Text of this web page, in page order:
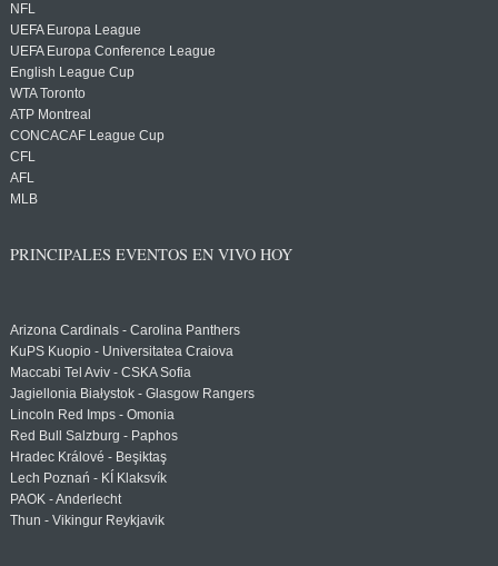
NFL
UEFA Europa League
UEFA Europa Conference League
English League Cup
WTA Toronto
ATP Montreal
CONCACAF League Cup
CFL
AFL
MLB
PRINCIPALES EVENTOS EN VIVO HOY
Arizona Cardinals - Carolina Panthers
KuPS Kuopio - Universitatea Craiova
Maccabi Tel Aviv - CSKA Sofia
Jagiellonia Białystok - Glasgow Rangers
Lincoln Red Imps - Omonia
Red Bull Salzburg - Paphos
Hradec Králové - Beşiktaş
Lech Poznań - KÍ Klaksvík
PAOK - Anderlecht
Thun - Vikingur Reykjavik